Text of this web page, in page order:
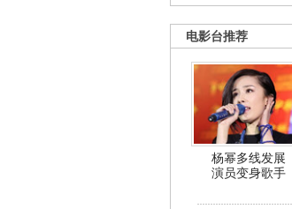
电影台推荐
杨幂多线发展
演员变身歌手